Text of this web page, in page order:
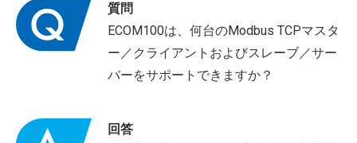
質問
ECOM100は、何台のModbus TCPマスタ
ー／クライアントおよびスレーブ／サー
バーをサポートできますか？
回答